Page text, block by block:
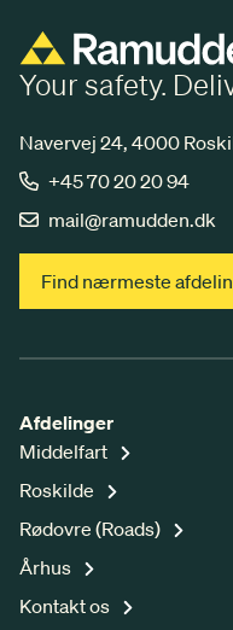
Your safety.
Navervej 24, 4000
+45 70 20 20 94
mail@ramudden.dk
Find nærmeste
Afdelinger
Middelfart
Roskilde
Rødovre (Roads)
Århus
Kontakt os